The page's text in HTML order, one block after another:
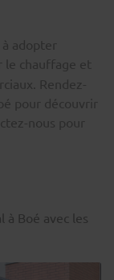
adopter
le chauffage et
Rendez-
pour découvrir
nous pour
Boé avec les